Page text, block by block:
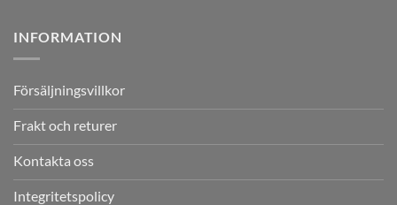
INFORMATION
Försäljningsvillkor
Frakt och returer
Kontakta oss
Integritetspolicy